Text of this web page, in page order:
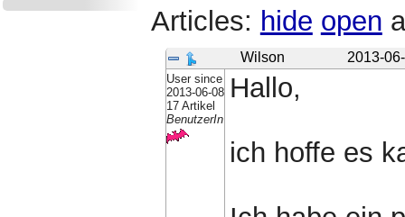
Articles: hide open
Wilson 2013-
User since
2013-06-08
17 Artikel
BenutzerIn
Hallo,
ich hoffe es